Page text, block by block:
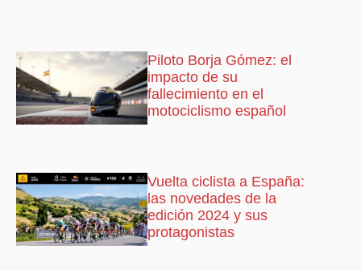
Piloto Borja Gómez: el
impacto de su
fallecimiento en el
motociclismo español
Vuelta ciclista a España:
las novedades de la
edición 2024 y sus
protagonistas